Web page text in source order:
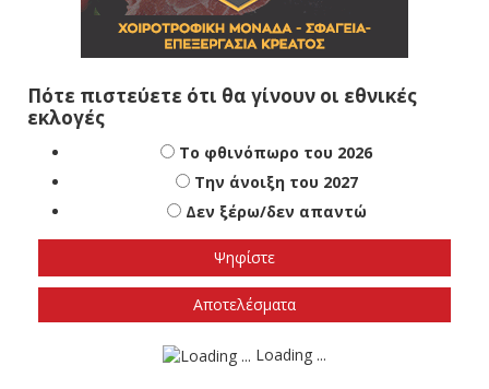
Πότε πιστεύετε ότι θα γίνουν οι εθνικές
εκλογές
Το φθινόπωρο του 2026
Την άνοιξη του 2027
Δεν ξέρω/δεν απαντώ